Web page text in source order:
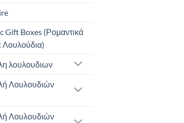
Gift Boxes (Ρομαντικά
λουλουδιων
Λουλουδιών
Λουλουδιών